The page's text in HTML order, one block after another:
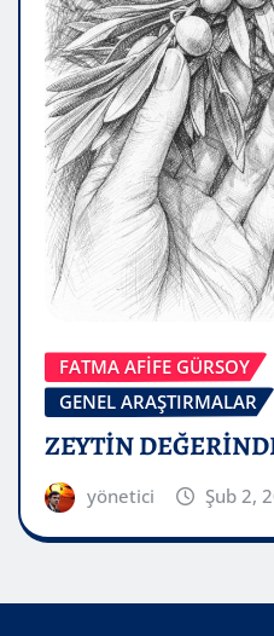
FATMA AFİFE GÜRSOY
GENEL ARAŞTIRMALAR
ZEYTİN
yönetici Şub 2,